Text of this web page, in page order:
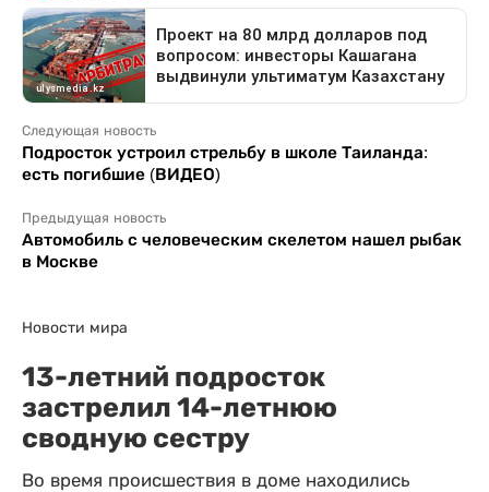
Следующая новость
Подросток устроил стрельбу в школе Таиланда:
есть погибшие (ВИДЕО)
Предыдущая новость
Автомобиль с человеческим скелетом нашел рыбак
в Москве
Новости мира
13-летний подросток
застрелил 14-летнюю
сводную сестру
Во время происшествия в доме находились